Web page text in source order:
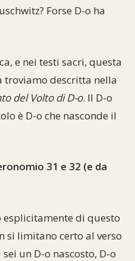
Forse D-o ha
e nei testi sacri, questa
troviamo descritta nella
del Volto di D-o. Il D-o
è D-o che nasconde il
31 e 32 (e da
di questo
si limitano certo al verso
un D-o nascosto, D-o